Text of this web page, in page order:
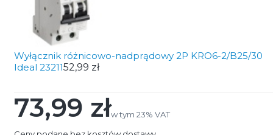
Wyłącznik różnicowo-nadprądowy 2P KRO6-2/B25/30
Ideal 2321152,99 zł
Cena
73,99 złw tym 23% VAT
w tym 23% VAT